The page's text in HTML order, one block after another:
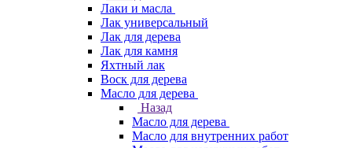
Лаки и масла
Лак универсальный
Лак для дерева
Лак для камня
Яхтный лак
Воск для дерева
Масло для дерева
Назад
Масло для дерева
Масло для внутренних работ